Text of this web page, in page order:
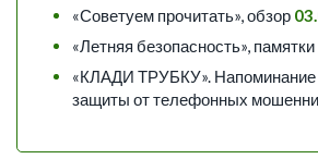
«Советуем прочитать», обзор
«Летняя безопасность», памятки
«КЛАДИ ТРУБКУ». Напоминание
защиты от телефонных